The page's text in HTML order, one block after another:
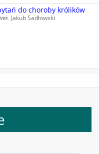
do choroby królików
Jakub Sadłowski